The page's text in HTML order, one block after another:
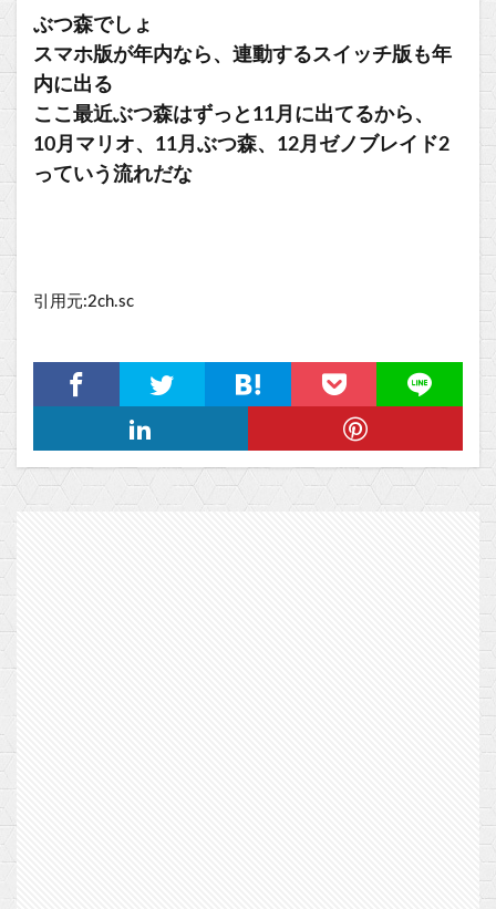
ぶつ森でしょ
スマホ版が年内なら、連動するスイッチ版も年
内に出る
ここ最近ぶつ森はずっと11月に出てるから、
10月マリオ、11月ぶつ森、12月ゼノブレイド2
っていう流れだな
引用元:2ch.sc